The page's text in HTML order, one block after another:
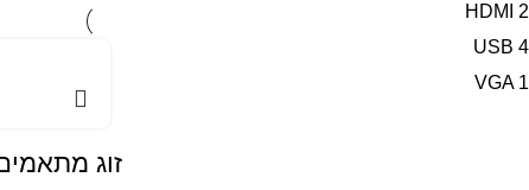
HDMI
2
USB 4
VGA 1